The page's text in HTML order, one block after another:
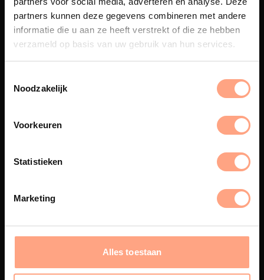
partners kunnen deze gegevens combineren met andere
informatie die u aan ze heeft verstrekt of die ze hebben
verzameld op basis van uw gebruik van hun services.
Noodzakelijk
Voorkeuren
Statistieken
Marketing
Alles toestaan
Maatwerk
Een exclusieve handgemaakte
beleving, waar Nederlands
Spuiterij
eigen spuiterij afgewerkt met
Interieur inrichting
PUUUR biedt volledige